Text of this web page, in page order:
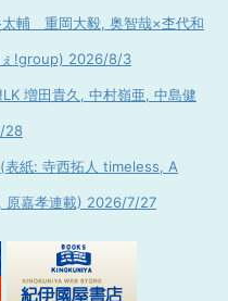
太輔 重岡大毅, 奥智哉×杢代和
ぇ!group) 2026/8/3
増田貴久, 中村嶺亜, 中島健
28
表紙: 寺西拓人 timeless, A
原嘉孝連載) 2026/7/27